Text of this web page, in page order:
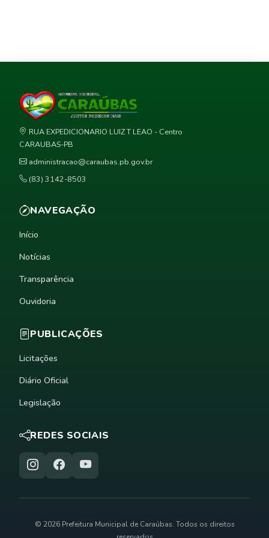
RUA EXPEDICIONARIO LUIZ T LEAO - Centro
CARAUBAS-PB
administracao@caraubas.pb.gov.br
(83) 3142-8503
NAVEGAÇÃO
Início
Notícias
Transparência
Ouvidoria
PUBLICAÇÕES
Licitações
Diário Oficial
Legislação
REDES SOCIAIS
© 2026 Prefeitura Municipal de Caraúbas. Todos os direitos